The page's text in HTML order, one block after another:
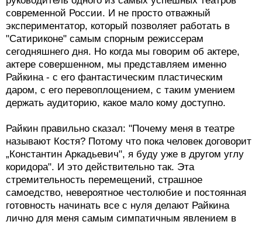
современной России. И не просто отважный
экспериментатор, который позволяет работать в
"Сатириконе" самым спорным режиссерам
сегодняшнего дня. Но когда мы говорим об актере,
актере совершенном, мы представляем именно
Райкина - с его фантастическим пластическим
даром, с его перевоплощением, с таким умением
держать аудиторию, какое мало кому доступно.
Райкин правильно сказал: "Почему меня в театре
называют Костя? Потому что пока человек договорит
„Константин Аркадьевич", я буду уже в другом углу
коридора". И это действительно так. Эта
стремительность перемещений, страшное
самоедство, невероятное честолюбие и постоянная
готовность начинать все с нуля делают Райкина
лично для меня самым симпатичным явлением в